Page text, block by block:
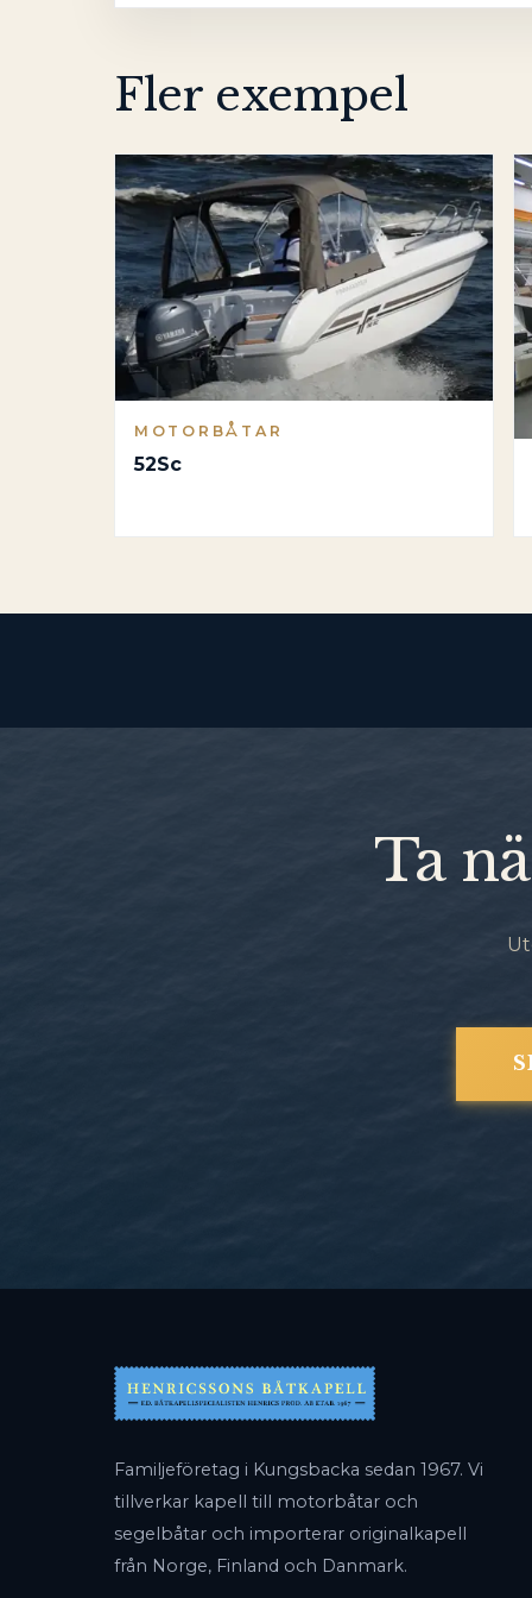
Fler exempel
MOTORBÅTAR
52Sc
Ta
Familjeföretag i Kungsbacka sedan 1967. Vi
tillverkar kapell till motorbåtar och
segelbåtar och importerar originalkapell
från Norge, Finland och Danmark.